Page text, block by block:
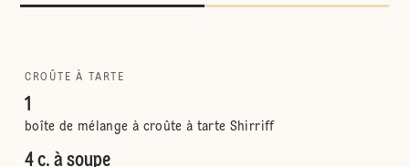
CROÛTE À TARTE
1
boîte de mélange à croûte à tarte Shirriff
4 c. à soupe